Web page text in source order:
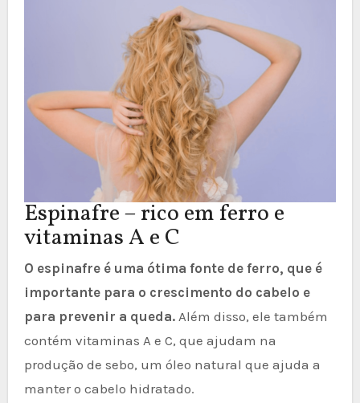
Espinafre – rico em ferro e
vitaminas A e C
O espinafre é uma ótima fonte de ferro, que é
importante para o crescimento do cabelo e
para prevenir a queda.Além disso, ele também
contém vitaminas A e C, que ajudam na
produção de sebo, um óleo natural que ajuda a
manter o cabelo hidratado.